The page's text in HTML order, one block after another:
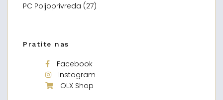
PC Poljoprivreda (27)
Pratite nas
Facebook
Instagram
OLX Shop